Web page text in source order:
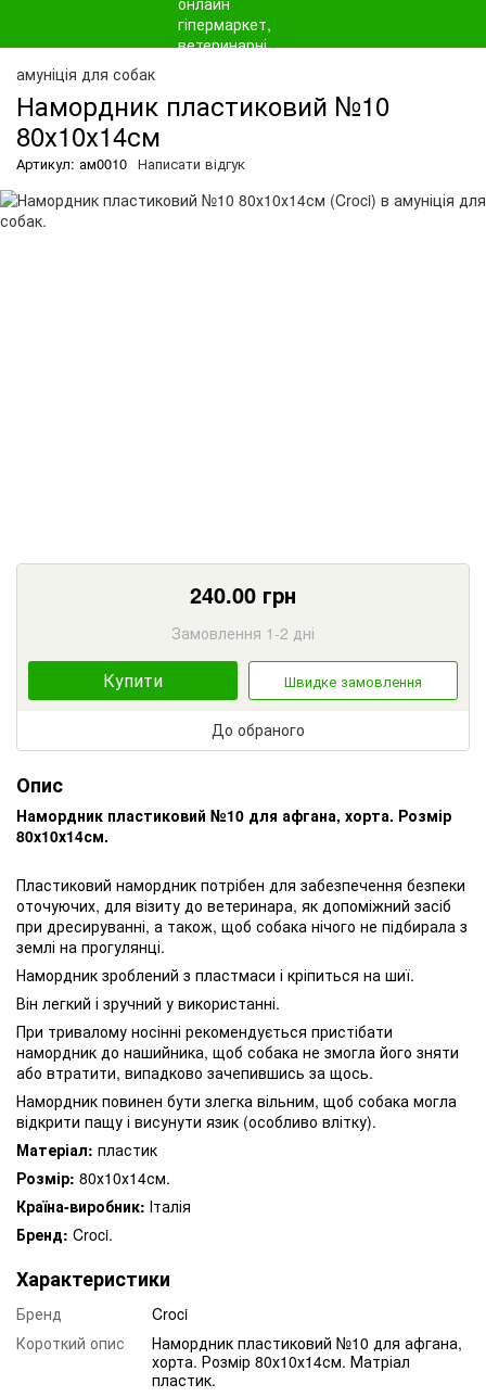
амуніція для собак
Намордник пластиковий №10
80х10х14см
Артикул: ам0010 Написати відгук
240.00 грн
Замовлення 1-2 дні
Купити Швидке замовлення
До обраного
Опис
Намордник пластиковий №10 для афгана, хорта. Розмір
80х10х14см.
Пластиковий намордник потрібен для забезпечення безпеки
оточуючих, для візиту до ветеринара, як допоміжний засіб
при дресируванні, а також, щоб собака нічого не підбирала з
землі на прогулянці.
Намордник зроблений з пластмаси і кріпиться на шиї.
Він легкий і зручний у використанні.
При тривалому носінні рекомендується пристібати
намордник до нашийника, щоб собака не змогла його зняти
або втратити, випадково зачепившись за щось.
Намордник повинен бути злегка вільним, щоб собака могла
відкрити пащу і висунути язик (особливо влітку).
Матеріал: пластик
Розмір: 80х10х14см.
Країна-виробник: Італія
Бренд: Croci.
Характеристики
Бренд
Croci
Короткий опис
Намордник пластиковий №10 для афгана,
хорта. Розмір 80х10х14см. Матріал
пластик.